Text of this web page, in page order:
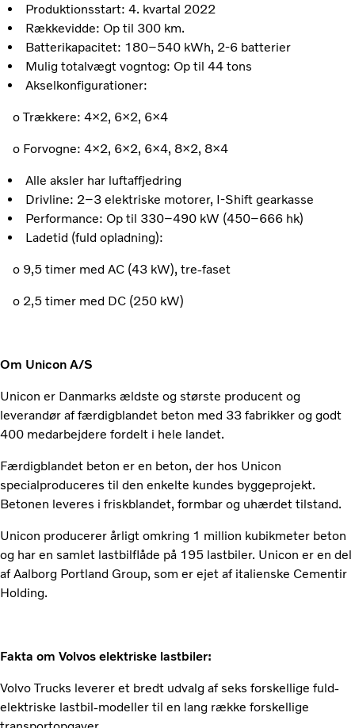
Produktionsstart: 4. kvartal 2022
Rækkevidde: Op til 300 km.
Batterikapacitet: 180–540 kWh, 2-6 batterier
Mulig totalvægt vogntog: Op til 44 tons
Akselkonfigurationer:
o Trækkere: 4×2, 6×2, 6×4
o Forvogne: 4×2, 6×2, 6×4, 8×2, 8×4
Alle aksler har luftaffjedring
Drivline: 2–3 elektriske motorer, I-Shift gearkasse
Performance: Op til 330–490 kW (450–666 hk)
Ladetid (fuld opladning):
o 9,5 timer med AC (43 kW), tre-faset
o 2,5 timer med DC (250 kW)
Om Unicon A/S
Unicon er Danmarks ældste og største producent og
leverandør af færdigblandet beton med 33 fabrikker og godt
400 medarbejdere fordelt i hele landet.
Færdigblandet beton er en beton, der hos Unicon
specialproduceres til den enkelte kundes byggeprojekt.
Betonen leveres i friskblandet, formbar og uhærdet tilstand.
Unicon producerer årligt omkring 1 million kubikmeter beton
og har en samlet lastbilflåde på 195 lastbiler. Unicon er en del
af Aalborg Portland Group, som er ejet af italienske Cementir
Holding.
Fakta om Volvos elektriske lastbiler:
Volvo Trucks leverer et bredt udvalg af seks forskellige fuld-
elektriske lastbil-modeller til en lang række forskellige